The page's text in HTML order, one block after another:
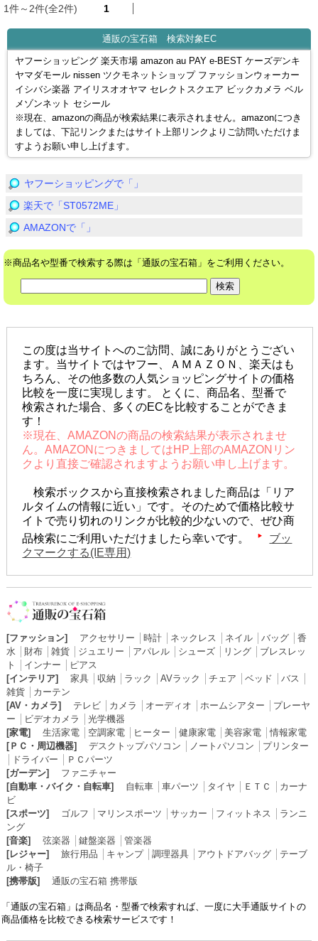
1件～2件(全2件) 1
通販の宝石箱 検索対象EC
ヤフーショッピング 楽天市場 amazon au PAY e-BEST ケーズデンキ
ヤマダモール nissen ツクモネットショップ ファッションウォーカー
イシバシ楽器 アイリスオオヤマ セレクトスクエア ビックカメラ ベル
メゾンネット セシール
※現在、amazonの商品が検索結果に表示されません。amazonにつき
ましては、下記リンクまたはサイト上部リンクよりご訪問いただけま
すようお願い申し上げます。
ヤフーショッピングで「」
楽天で「ST0572ME」
AMAZONで「」
※商品名や型番で検索する際は「通販の宝石箱」をご利用ください。
この度は当サイトへのご訪問、誠にありがとうござい
ます。当サイトではヤフー、ＡＭＡＺＯＮ、楽天はも
ちろん、その他多数の人気ショッピングサイトの価格
比較を一度に実現します。 とくに、商品名、型番で
検索された場合、多くのECを比較することができま
す！
※現在、AMAZONの商品の検索結果が表示されませ
ん。AMAZONにつきましてはHP上部のAMAZONリン
クより直接ご確認されますようお願い申し上げます。
検索ボックスから直接検索されました商品は「リア
ルタイムの情報に近い」です。そのためで価格比較サ
イトで売り切れのリンクが比較的少ないので、ぜひ商
品検索にご利用いただけましたら幸いです。
ブッ
クマークする(IE専用)
[ファッション] アクセサリー 時計│ ネックレス ネイル│ バッグ│ 香
水
財布│ 雑貨│ ジュエリー アパレル│ シューズ│ リング│ ブレスレッ
ト
インナー
ピアス
[インテリア]
家具│ 収納 ラック AVラック チェア ベッド バス
雑貨│ カーテン
[AV・カメラ]
テレビ│ カメラ オーディオ ホームシアター
プレーヤ
ー
ビデオカメラ
光学機器
[家電]
生活家電│ 空調家電│ ヒーター 健康家電│ 美容家電│情報家電
[ＰＣ・周辺機器]
デスクトップパソコン ノートパソコン
プリンター
ドライバー
ＰＣパーツ
[ガーデン]
ファニチャー
[自動車・バイク・自転車]
自転車│ 車パーツ タイヤ ＥＴＣ
カーナ
ビ
[スポーツ]
ゴルフ マリンスポーツ サッカー フィットネス
ランニ
ング
[音楽]
弦楽器 鍵盤楽器
管楽器
[レジャー]
旅行用品 キャンプ│ 調理器具│ アウトドアバッグ│ テーブ
ル・椅子
[携帯版]
通販の宝石箱 携帯版
「通販の宝石箱」は商品名・型番で検索すれば、一度に大手通販サイトの
商品価格を比較できる検索サービスです！